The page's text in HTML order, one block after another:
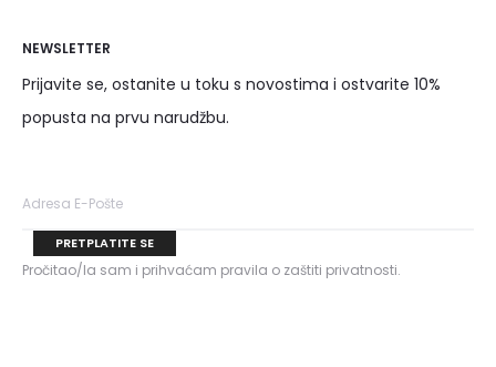
NEWSLETTER
Prijavite se, ostanite u toku s novostima i ostvarite 10%
popusta na prvu narudžbu.
Pročitao/la sam i prihvaćam pravila o zaštiti privatnosti.